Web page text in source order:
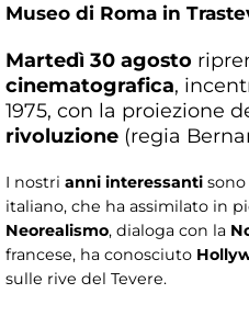
Museo di Roma in
Martedì 30 agosto
cinematografica,
1975, con la proiezione
rivoluzione (regia
I nostri anni interessanti
italiano, che ha assimilato in
Neorealismo, dialoga con la
francese, ha conosciuto
sulle rive del Tevere.